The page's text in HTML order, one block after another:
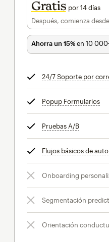
Gratis por 14 días
Después, comienza
Ahorra un 15%en 10
24/7 Soporte por
Popup Formulariosinfo
Pruebas A/Binfo
Flujos básicos de
Onboarding
Segmentación
Orientación